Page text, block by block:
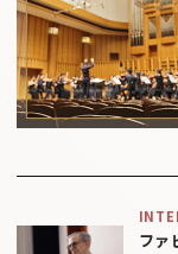
ファ